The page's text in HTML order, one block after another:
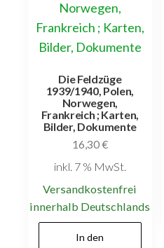
Die Feldzüge
1939/1940, Polen,
Norwegen,
Frankreich ; Karten,
Bilder, Dokumente
16,30€
inkl. 7 % MwSt.
Versandkostenfrei
innerhalb Deutschlands
In den